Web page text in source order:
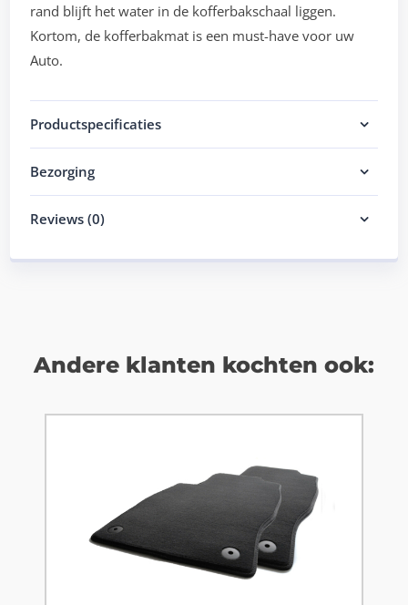
rand blijft het water in de kofferbakschaal liggen.
Kortom, de kofferbakmat is een must-have voor uw
Auto.
Productspecificaties
Bezorging
Reviews (0)
Andere klanten kochten ook: